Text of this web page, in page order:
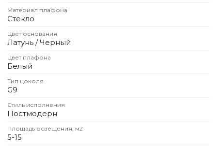
Сантехника и инженерия
Дизайнерские ванны
Подбор, производство и комплектация по вашему
Отделка и ремонт
Стены
Акустические панели
Стеновые декоративные панели
для террас
Террасные и фасадные системы
Материал плафона
Стекло
Цвет основания
Латунь / Черный
Цвет плафона
Белый
Тип цоколя
G9
Стиль исполнения
Постмодерн
Площадь освещения, м2
5-15